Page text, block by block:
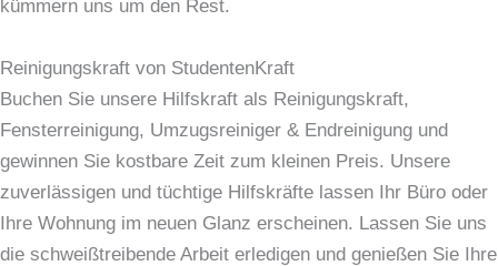
kümmern uns um den Rest.
Reinigungskraft von StudentenKraft
Buchen Sie unsere Hilfskraft als Reinigungskraft,
Fensterreinigung, Umzugsreiniger & Endreinigung und
gewinnen Sie kostbare Zeit zum kleinen Preis. Unsere
zuverlässigen und tüchtige Hilfskräfte lassen Ihr Büro oder
Ihre Wohnung im neuen Glanz erscheinen. Lassen Sie uns
die schweißtreibende Arbeit erledigen und genießen Sie Ihre